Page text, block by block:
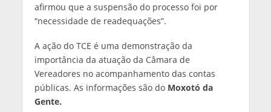
afirmou que a suspensão do processo foi por
“necessidade de readequações”.
A ação do TCE é uma demonstração da
importância da atuação da Câmara de
Vereadores no acompanhamento das contas
públicas. As informações são do Moxotó da
Gente.